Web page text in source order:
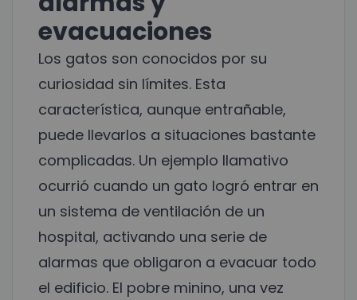
evacuaciones
Los gatos son conocidos por su
curiosidad sin límites. Esta
característica, aunque entrañable,
puede llevarlos a situaciones bastante
complicadas. Un ejemplo llamativo
ocurrió cuando un gato logró entrar en
un sistema de ventilación de un
hospital, activando una serie de
alarmas que obligaron a evacuar todo
el edificio. El pobre minino, una vez